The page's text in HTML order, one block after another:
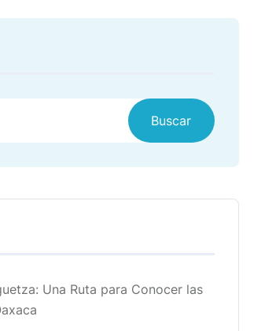
Buscar
Una Ruta para Conocer las